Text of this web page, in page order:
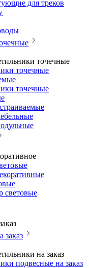
для треков
точечные
точечные
точечные
световые
заказ
на заказ
подвесные на заказ